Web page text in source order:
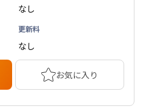
なし
更新料
なし
お気に入り